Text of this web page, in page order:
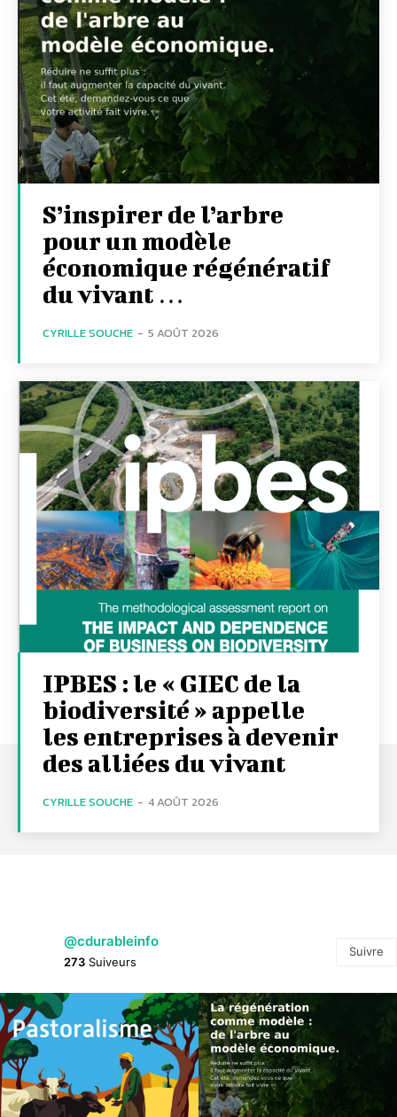
S’inspirer de l’arbre
pour un modèle
économique régénératif
du vivant …
CYRILLE SOUCHE - 5 AOÛT 2026
IPBES : le « GIEC de la
biodiversité » appelle
les entreprises à devenir
des alliées du vivant
CYRILLE SOUCHE - 4 AOÛT 2026
@cdurableinfo
273 Suiveurs
Suivre